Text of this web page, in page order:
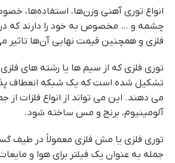
انواع توری آهنی وزن‌ها، استفاده‌ها،
چشمه و … مخصوص به خود را دارند که در
فلزی و همچنین قیمت نهایی آن‌ها تاثیر
توری فلزی که از سیم ها یا رشته های
تشکیل شده است که یک شبکه انعطاف
می دهند. این می تواند از انواع فلزات از
آلومینیوم، برنج و مس ساخته شود.
توری فلزی یا مش فلزی معمولاً در طیف
جمله به عنوان یک فیلتر برای هوا و